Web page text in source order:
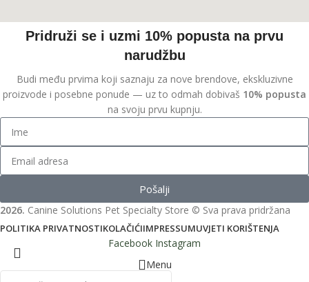
Pridruži se i uzmi 10% popusta na prvu
narudžbu
Budi među prvima koji saznaju za nove brendove, ekskluzivne
proizvode i posebne ponude — uz to odmah dobivaš 10% popusta
na svoju prvu kupnju.
Pošalji
2026. Canine Solutions Pet Specialty Store © Sva prava pridržana
POLITIKA PRIVATNOSTIKOLAČIĆIIMPRESSUMUVJETI KORIŠTENJA
Facebook Instagram
Menu